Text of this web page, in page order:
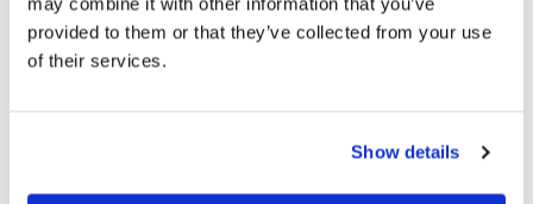
provided to them or that they’ve collected from your use
of their services.
Show details
Barcelona Ciudad - Horta / Guinardò